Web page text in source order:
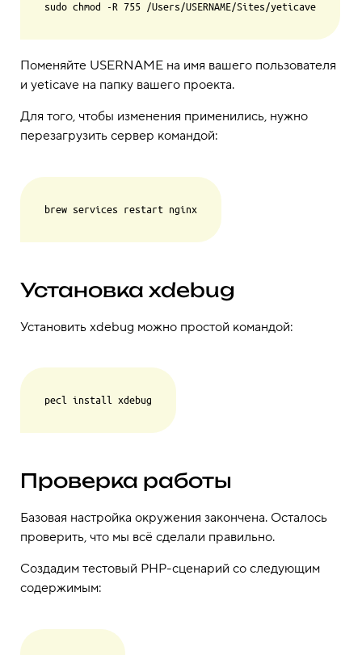
Поменяйте USERNAME на имя вашего пользователя
и yeticave на папку вашего проекта.
Для того, чтобы изменения применились, нужно
перезагрузить сервер командой:
Установка xdebug
Установить xdebug можно простой командой:
Проверка работы
Базовая настройка окружения закончена. Осталось
проверить, что мы всё сделали правильно.
Создадим тестовый PHP-сценарий со следующим
содержимым: